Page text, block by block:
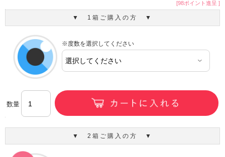
[98ポイント進呈 ]
▼ 1箱ご購入の方 ▼
※度数を選択してください
数量
▼ 2箱ご購入の方 ▼